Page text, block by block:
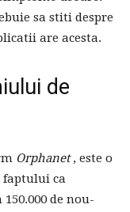
sa stiti despre
are acesta.
de
Orphanet, este o
faptului ca
de nou-